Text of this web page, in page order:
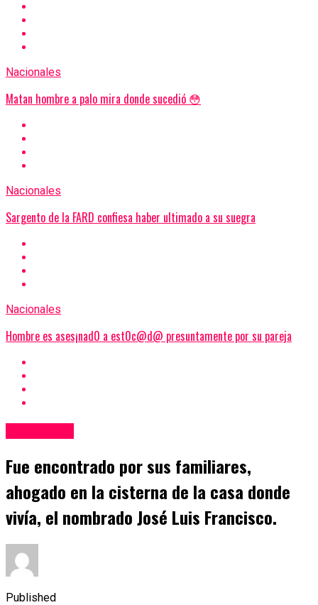
Nacionales
Matan hombre a palo mira donde sucedió 😳
Nacionales
Sargento de la FARD confiesa haber ultimado a su suegra
Nacionales
Hombre es ases¡nad0 a est0c@d@ presuntamente por su pareja
Fue encontrado por sus familiares,
ahogado en la cisterna de la casa donde
vivía, el nombrado José Luis Francisco.
Published